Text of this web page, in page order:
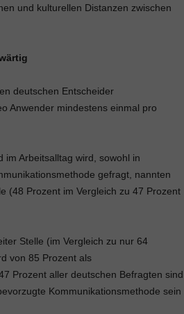
und kulturellen Distanzen zwischen
deutschen Entscheider
Anwender mindestens einmal pro
im Arbeitsalltag wird, sowohl in
gefragt, nannten
(48 Prozent im Vergleich zu 47 Prozent
Stelle (im Vergleich zu nur 64
von 85 Prozent als
Prozent aller deutschen Befragten sind
Kommunikationsmethode sein